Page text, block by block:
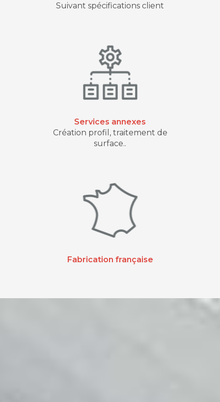
Suivant spécifications client
Services annexes
Création profil, traitement de
surface..
Fabrication française